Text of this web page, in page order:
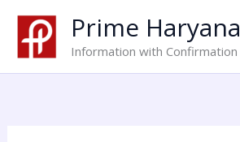
content
Prime Haryana
Information with Confirmation